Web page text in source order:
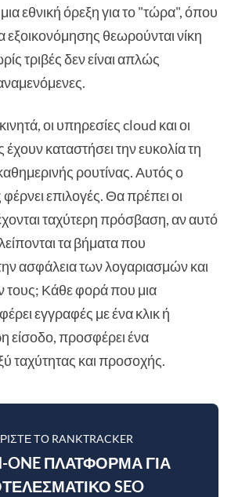
εθνική όρεξη για το "τώρα", όπου
εξοικονόμησης θεωρούνται νίκη
τριβές δεν είναι απλώς
οι υπηρεσίες cloud και οι
καταστήσει την ευκολία τη
ρουτίνας. Αυτός ο
επιλογές. Θα πρέπει οι
ταχύτερη πρόσβαση, αν αυτό
τα βήματα που
ασφάλεια των λογαριασμών και
Κάθε φορά που μια
εγγραφές με ένα κλικ ή
είσοδο, προσφέρει ένα
ταχύτητας και προσοχής.
ΤΟ RANKTRACKER
ONE ΠΛΑΤΦΌΡΜΑ ΓΙΑ
SEO